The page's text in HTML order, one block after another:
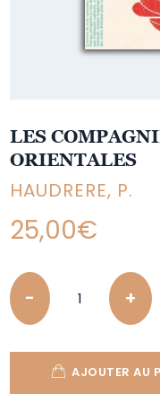
LES
ORIENTALES
HAUDRERE, P.
25,00€
Quantity
AJOUTER AU